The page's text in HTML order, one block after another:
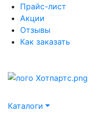
Прайс-лист
Акции
Отзывы
Как заказать
Каталоги